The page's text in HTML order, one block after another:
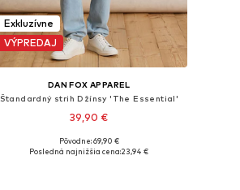
Exkluzívne
VÝPREDAJ
DAN FOX APPAREL
Štandardný strih Džínsy 'The Essential'
39,90 €
Dostupné veľkosti: 30, 31, 32, 33, 34, 36
Pôvodne: 69,90 €
Posledná najnižšia cena:23,94 €